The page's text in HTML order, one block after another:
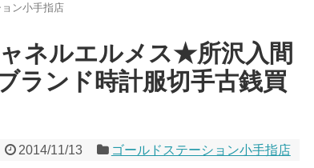
ン小手指店
ネルエルメス★所沢入間
ランド時計服切手古銭買
2014/11/13 ゴールドステーション小手指店